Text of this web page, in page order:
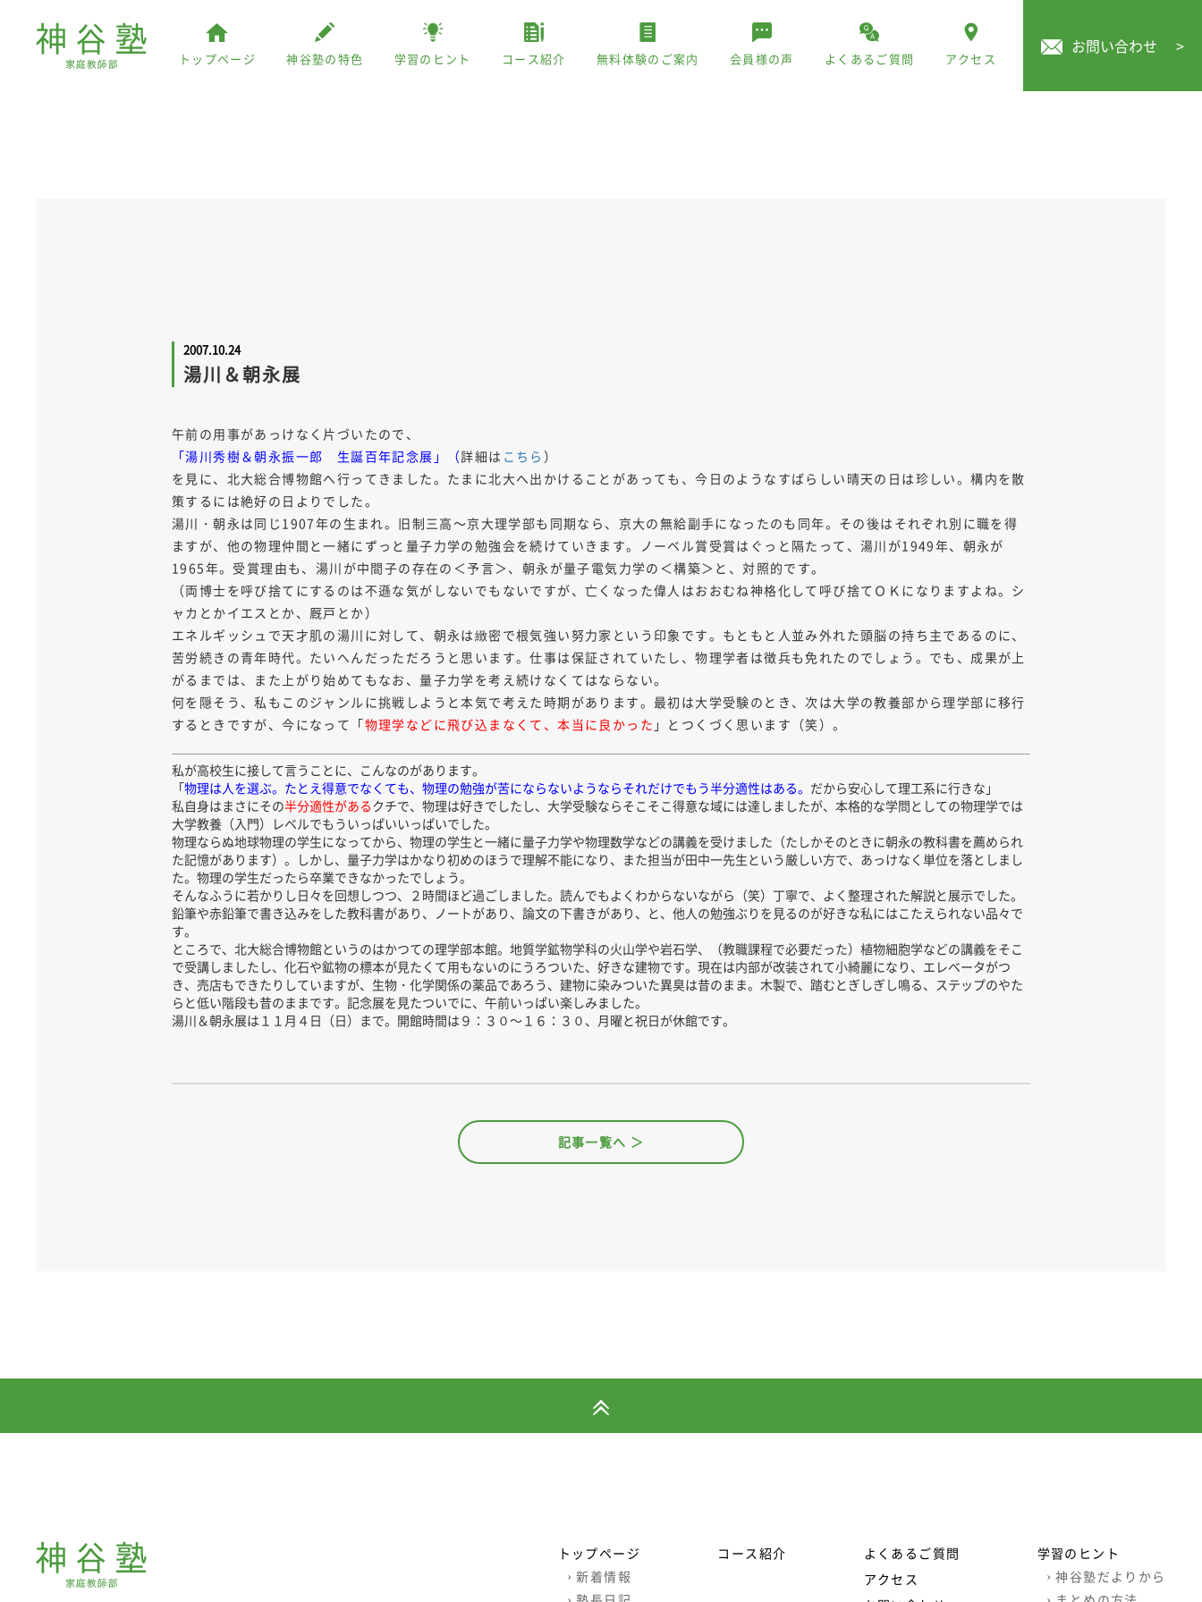
トップページ 神谷塾の特色 学習のヒント コース紹介 無料体験のご案内 会員様の声 よくあるご質問 アクセス
お問い合わせ >
2007.10.24
湯川＆朝永展
午前の用事があっけなく片づいたので、
「湯川秀樹＆朝永振一郎 生誕百年記念展」（詳細は こちら ）
を見に、北大総合博物館へ行ってきました。たまに北大へ出かけることがあっても、今日のようなすばらしい晴天の日は珍しい。構内を散
策するには絶好の日よりでした。
湯川・朝永は同じ1907年の生まれ。旧制三高～京大理学部も同期なら、京大の無給副手になったのも同年。その後はそれぞれ別に職を得
ますが、他の物理仲間と一緒にずっと量子力学の勉強会を続けていきます。ノーベル賞受賞はぐっと隔たって、湯川が1949年、朝永が
1965年。受賞理由も、湯川が中間子の存在の＜予言＞、朝永が量子電気力学の＜構築＞と、対照的です。
（両博士を呼び捨てにするのは不遜な気がしないでもないですが、亡くなった偉人はおおむね神格化して呼び捨てＯＫになりますよね。シ
ャカとかイエスとか、厩戸とか）
エネルギッシュで天才肌の湯川に対して、朝永は緻密で根気強い努力家という印象です。もともと人並み外れた頭脳の持ち主であるのに、
苦労続きの青年時代。たいへんだっただろうと思います。仕事は保証されていたし、物理学者は徴兵も免れたのでしょう。でも、成果が上
がるまでは、また上がり始めてもなお、量子力学を考え続けなくてはならない。
何を隠そう、私もこのジャンルに挑戦しようと本気で考えた時期があります。最初は大学受験のとき、次は大学の教養部から理学部に移行
するときですが、今になって「物理学などに飛び込まなくて、本当に良かった 」とつくづく思います（笑）。
私が高校生に接して言うことに、こんなのがあります。
「物理は人を選ぶ。たとえ得意でなくても、物理の勉強が苦にならないようならそれだけでもう半分適性はある。 だから安心して理工系に行きな」
私自身はまさにその半分適性があるクチで、物理は好きでしたし、大学受験ならそこそこ得意な域には達しましたが、本格的な学問としての物理学では
大学教養（入門）レベルでもういっぱいいっぱいでした。
物理ならぬ地球物理の学生になってから、物理の学生と一緒に量子力学や物理数学などの講義を受けました（たしかそのときに朝永の教科書を薦められ
た記憶があります）。しかし、量子力学はかなり初めのほうで理解不能になり、また担当が田中一先生という厳しい方で、あっけなく単位を落としまし
た。物理の学生だったら卒業できなかったでしょう。
そんなふうに若かりし日々を回想しつつ、２時間ほど過ごしました。読んでもよくわからないながら（笑）丁寧で、よく整理された解説と展示でした。
鉛筆や赤鉛筆で書き込みをした教科書があり、ノートがあり、論文の下書きがあり、と、他人の勉強ぶりを見るのが好きな私にはこたえられない品々で
す。
ところで、北大総合博物館というのはかつての理学部本館。地質学鉱物学科の火山学や岩石学、（教職課程で必要だった）植物細胞学などの講義をそこ
で受講しましたし、化石や鉱物の標本が見たくて用もないのにうろついた、好きな建物です。現在は内部が改装されて小綺麗になり、エレベータがつ
き、売店もできたりしていますが、生物・化学関係の薬品であろう、建物に染みついた異臭は昔のまま。木製で、踏むとぎしぎし鳴る、ステップのやた
らと低い階段も昔のままです。記念展を見たついでに、午前いっぱい楽しみました。
湯川＆朝永展は１１月４日（日）まで。開館時間は９：３０～１６：３０、月曜と祝日が休館です。
記事一覧へ ＞
トップページ
› 新着情報
コース紹介
よくあるご質問
アクセス
学習のヒント
› 神谷塾だよりから